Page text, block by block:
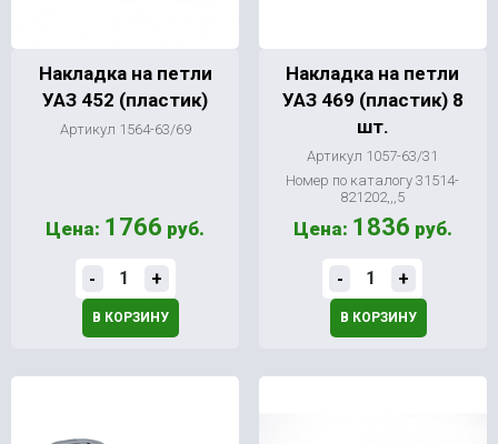
Накладка на петли
УАЗ 452 (пластик)
Артикул 1564-63/69
Цена: 1766 руб.
- +
В КОРЗИНУ
Накладка на петли
УАЗ 469 (пластик) 8
шт.
Артикул 1057-63/31
Номер по каталогу 31514-
821202,,,5
Цена: 1836 руб.
- +
В КОРЗИНУ